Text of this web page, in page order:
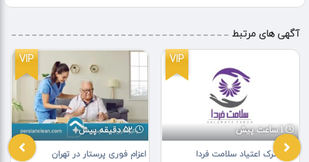
آگهی های مرتبط
VIP
52 دقیقه پیش
اعزام فوری پرستار در تهران
VIP
1 ساعت پیش
کمپ ترک اعتیاد سلامت فردا